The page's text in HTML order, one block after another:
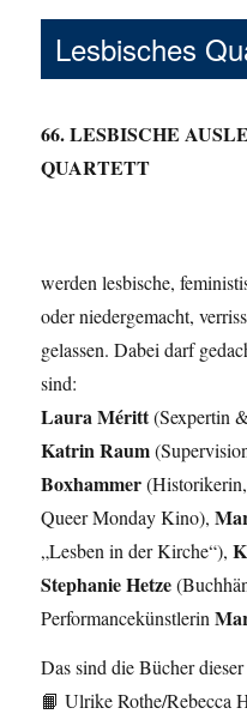
Lesbisches
66. LESBISCHE
QUARTETT
werden lesbische,
oder niedergemacht,
gelassen. Dabei darf
sind:
Laura Méritt(Sexpertin
Katrin Raum
Boxhammer
Queer Monday Kino),
„Lesben in der Kirche“),
Stephanie Hetze
Performancekünstlerin
Das sind die Bücher
📙 Ulrike Rothe/Rebecca